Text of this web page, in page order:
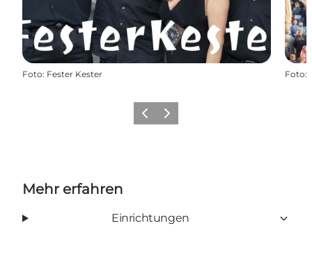
Foto: Fester Kester Foto:
ZurückWeiter
Mehr erfahren
Einrichtungen